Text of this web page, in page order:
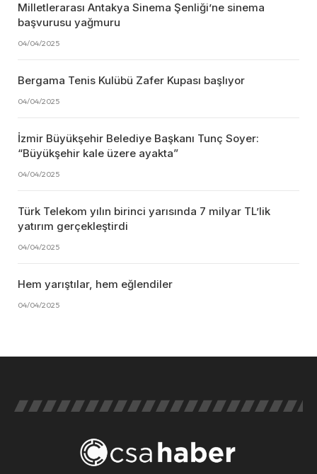
Milletlerarası Antakya Sinema Şenliği’ne sinema
başvurusu yağmuru
04/04/2025
Bergama Tenis Kulübü Zafer Kupası başlıyor
04/04/2025
İzmir Büyükşehir Belediye Başkanı Tunç Soyer:
“Büyükşehir kale üzere ayakta”
04/04/2025
Türk Telekom yılın birinci yarısında 7 milyar TL’lik
yatırım gerçekleştirdi
04/04/2025
Hem yarıştılar, hem eğlendiler
04/04/2025